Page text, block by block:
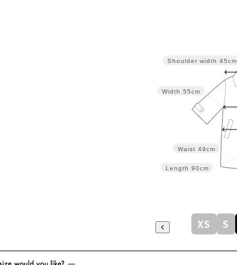
Length 90cm
Waist 49cm
Width 55cm
Shoulder width 45cm
XS S